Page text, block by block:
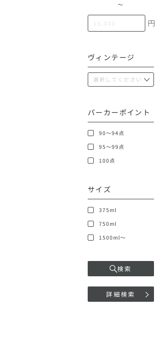
〜
円
ヴィンテージ
パーカーポイント
90～94点
95～99点
100点
サイズ
375ml
750ml
1500ml～
検索
詳細検索